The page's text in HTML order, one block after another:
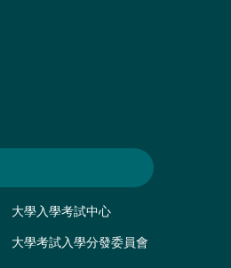
大學入學考試中心
大學考試入學分發委員會